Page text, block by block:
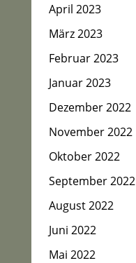
April 2023
März 2023
Februar 2023
Januar 2023
Dezember 2022
November 2022
Oktober 2022
September 2022
August 2022
Juni 2022
Mai 2022